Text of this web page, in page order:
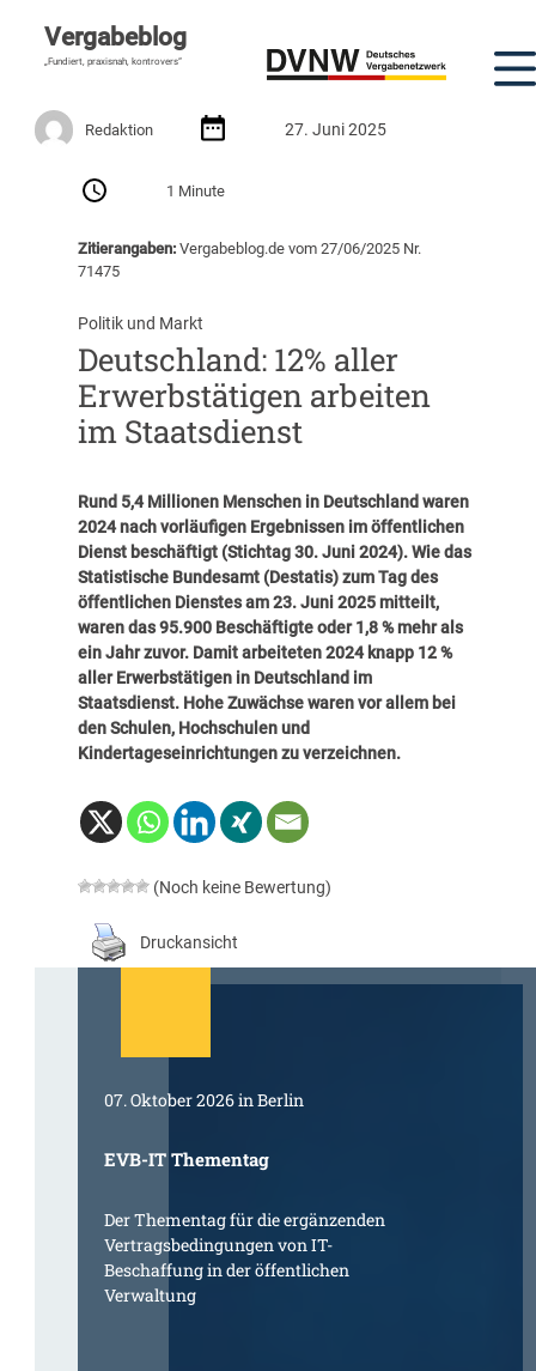
Vergabeblog
„Fundiert, praxisnah, kontrovers“
Redaktion 27. Juni 2025
1 Minute
Zitierangaben:Vergabeblog.de vom 27/06/2025 Nr.
71475
Politik und Markt
Deutschland: 12% aller
Erwerbstätigen arbeiten
im Staatsdienst
Rund 5,4 Millionen Menschen in Deutschland waren
2024 nach vorläufigen Ergebnissen im öffentlichen
Dienst beschäftigt (Stichtag 30. Juni 2024). Wie das
Statistische Bundesamt(Destatis) zum Tag des
öffentlichen Dienstes am 23. Juni 2025 mitteilt,
waren das 95.900 Beschäftigte oder 1,8 % mehr als
ein Jahr zuvor. Damit arbeiteten 2024 knapp 12 %
aller Erwerbstätigen in Deutschland im
Staatsdienst. Hohe Zuwächse waren vor allem bei
den Schulen, Hochschulen und
Kindertageseinrichtungen zu verzeichnen.
(Noch keine Bewertung)
Druckansicht
07. Oktober 2026 in Berlin
EVB-IT Thementag
Der Thementag für die ergänzenden
Vertragsbedingungen von IT-
Beschaffung in der öffentlichen
Verwaltung